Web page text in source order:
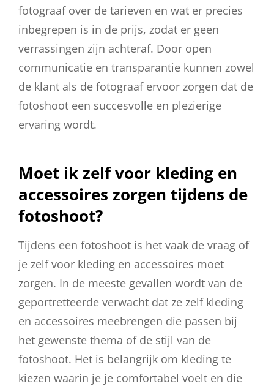
fotograaf over de tarieven en wat er precies
inbegrepen is in de prijs, zodat er geen
verrassingen zijn achteraf. Door open
communicatie en transparantie kunnen zowel
de klant als de fotograaf ervoor zorgen dat de
fotoshoot een succesvolle en plezierige
ervaring wordt.
Moet ik zelf voor kleding en
accessoires zorgen tijdens de
fotoshoot?
Tijdens een fotoshoot is het vaak de vraag of
je zelf voor kleding en accessoires moet
zorgen. In de meeste gevallen wordt van de
geportretteerde verwacht dat ze zelf kleding
en accessoires meebrengen die passen bij
het gewenste thema of de stijl van de
fotoshoot. Het is belangrijk om kleding te
kiezen waarin je je comfortabel voelt en die